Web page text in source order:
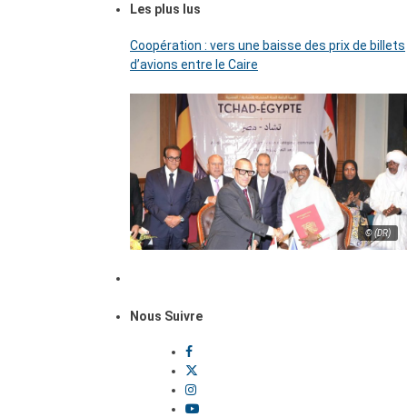
Les plus lus
Coopération : vers une baisse des prix de billets
d’avions entre le Caire
© (DR)
Nous Suivre